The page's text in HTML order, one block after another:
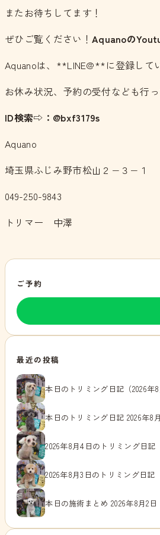
またお待ちしてます！
ぜひご覧ください！ Aquanoの
Aquanoは、**LINE@**に登録して
お休み状況、予約の受付なども行
ID検索⇨：@bxf3179s
Aquano
埼玉県ふじみ野市松山２−３−１
049-250-9843
トリマー 中澤
ご予約
最近の投稿
本日のトリミング日記（2026年8
本日のトリミング日記 2026年8
2026年8月4日のトリミング日記
2026年8月3日のトリミング日記
本日の施術まとめ 2026年8月2日